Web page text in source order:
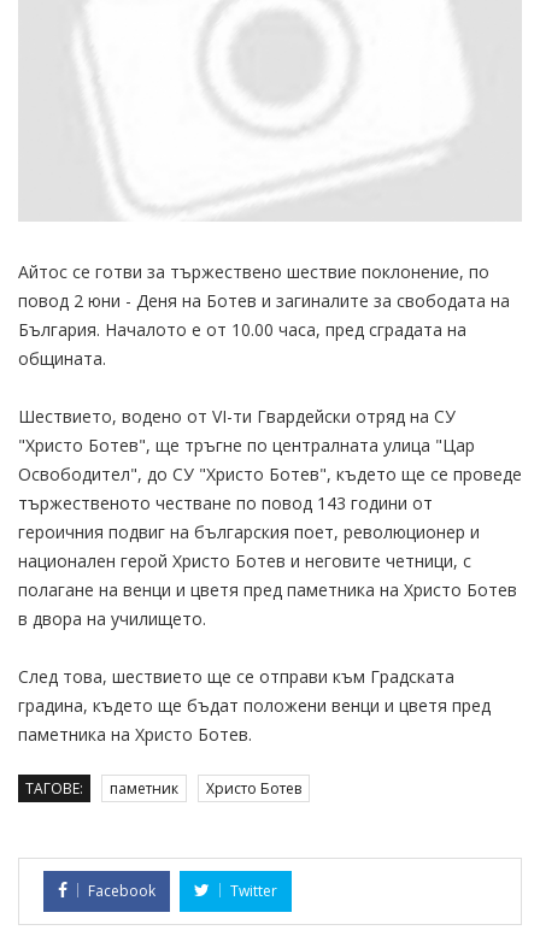
Айтос се готви за тържествено шествие поклонение, по
повод 2 юни - Деня на Ботев и загиналите за свободата на
България. Началото е от 10.00 часа, пред сградата на
общината.
Шествието, водено от VІ-ти Гвардейски отряд на СУ
"Христо Ботев", ще тръгне по централната улица "Цар
Освободител", до СУ "Христо Ботев", където ще се проведе
тържественото честване по повод 143 години от
героичния подвиг на българския поет, революционер и
национален герой Христо Ботев и неговите четници, с
полагане на венци и цветя пред паметника на Христо Ботев
в двора на училището.
След това, шествието ще се отправи към Градската
градина, където ще бъдат положени венци и цветя пред
паметника на Христо Ботев.
ТАГОВЕ: паметник Христо Ботев
Facebook Twitter